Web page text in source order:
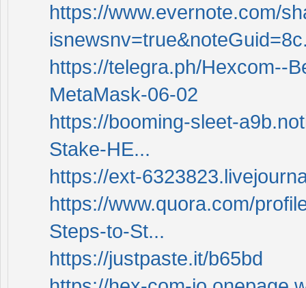
https://www.evernote.com/
https://telegra.ph/Hexcom--
MetaMask-06-02
https://booming-sleet-
Stake-HE...
https://ext-
https://www.quora.com/
Steps-to-St...
https://justpaste.it/b65bd